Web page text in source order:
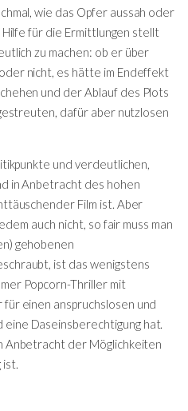
wie das Opfer aussah oder
für die Ermittlungen stellt
zu machen: ob er über
nicht, es hätte im Endeffekt
und der Ablauf des Plots
dafür aber nutzlosen
und verdeutlichen,
in Anbetracht des hohen
Film ist. Aber
auch nicht, so fair muss man
gehobenen
ist das wenigstens
Popcorn-Thriller mit
einen anspruchslosen und
eine Daseinsberechtigung hat.
Anbetracht der Möglichkeiten